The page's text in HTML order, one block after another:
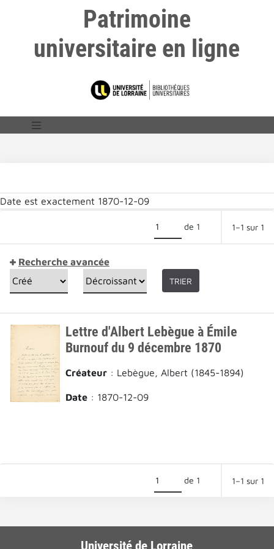
Patrimoine
universitaire en ligne
Date est exactement 1870-12-09
de 1 1–1 sur 1
Recherche avancée
TRIER
Lettre d'Albert Lebègue à Émile
Burnouf du 9 décembre 1870
Créateur : Lebègue, Albert (1845-1894)
Date : 1870-12-09
de 1 1–1 sur 1
Université de Lorraine